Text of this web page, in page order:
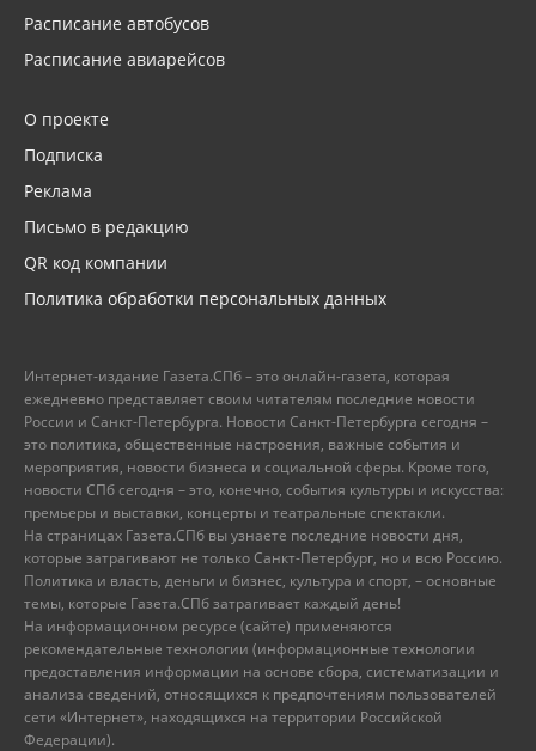
Расписание автобусов
Расписание авиарейсов
О проекте
Подписка
Реклама
Письмо в редакцию
QR код компании
Политика обработки персональных данных
Интернет-издание Газета.СПб – это онлайн-газета, которая
ежедневно представляет своим читателям последние новости
России и Санкт-Петербурга. Новости Санкт-Петербурга сегодня –
это политика, общественные настроения, важные события и
мероприятия, новости бизнеса и социальной сферы. Кроме того,
новости СПб сегодня – это, конечно, события культуры и искусства:
премьеры и выставки, концерты и театральные спектакли.
На страницах Газета.СПб вы узнаете последние новости дня,
которые затрагивают не только Санкт-Петербург, но и всю Россию.
Политика и власть, деньги и бизнес, культура и спорт, – основные
темы, которые Газета.СПб затрагивает каждый день!
На информационном ресурсе (сайте) применяются
рекомендательные технологии (информационные технологии
предоставления информации на основе сбора, систематизации и
анализа сведений, относящихся к предпочтениям пользователей
сети «Интернет», находящихся на территории Российской
Федерации).